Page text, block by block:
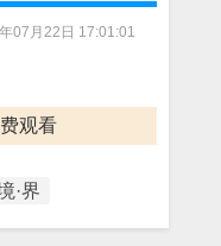
07月22日 17:01:01
观看
·界